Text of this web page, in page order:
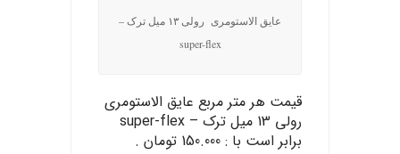
عایق الاستومری رولی ۱۳ میل ترک –
super-flex
قیمت هر متر مربع عایق الاستومری
رولی 13 میل ترک – super-flex
برابر است با : 150.000 تومان .